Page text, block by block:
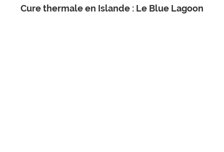
Cure thermale en Islande : Le Blue Lagoon